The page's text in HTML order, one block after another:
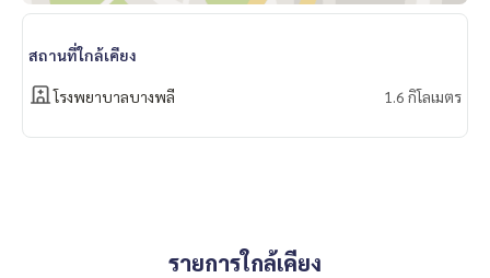
สถานที่ใกล้เคียง
โรงพยาบาลบางพลี 1.6 กิโลเมตร
รายการใกล้เคียง